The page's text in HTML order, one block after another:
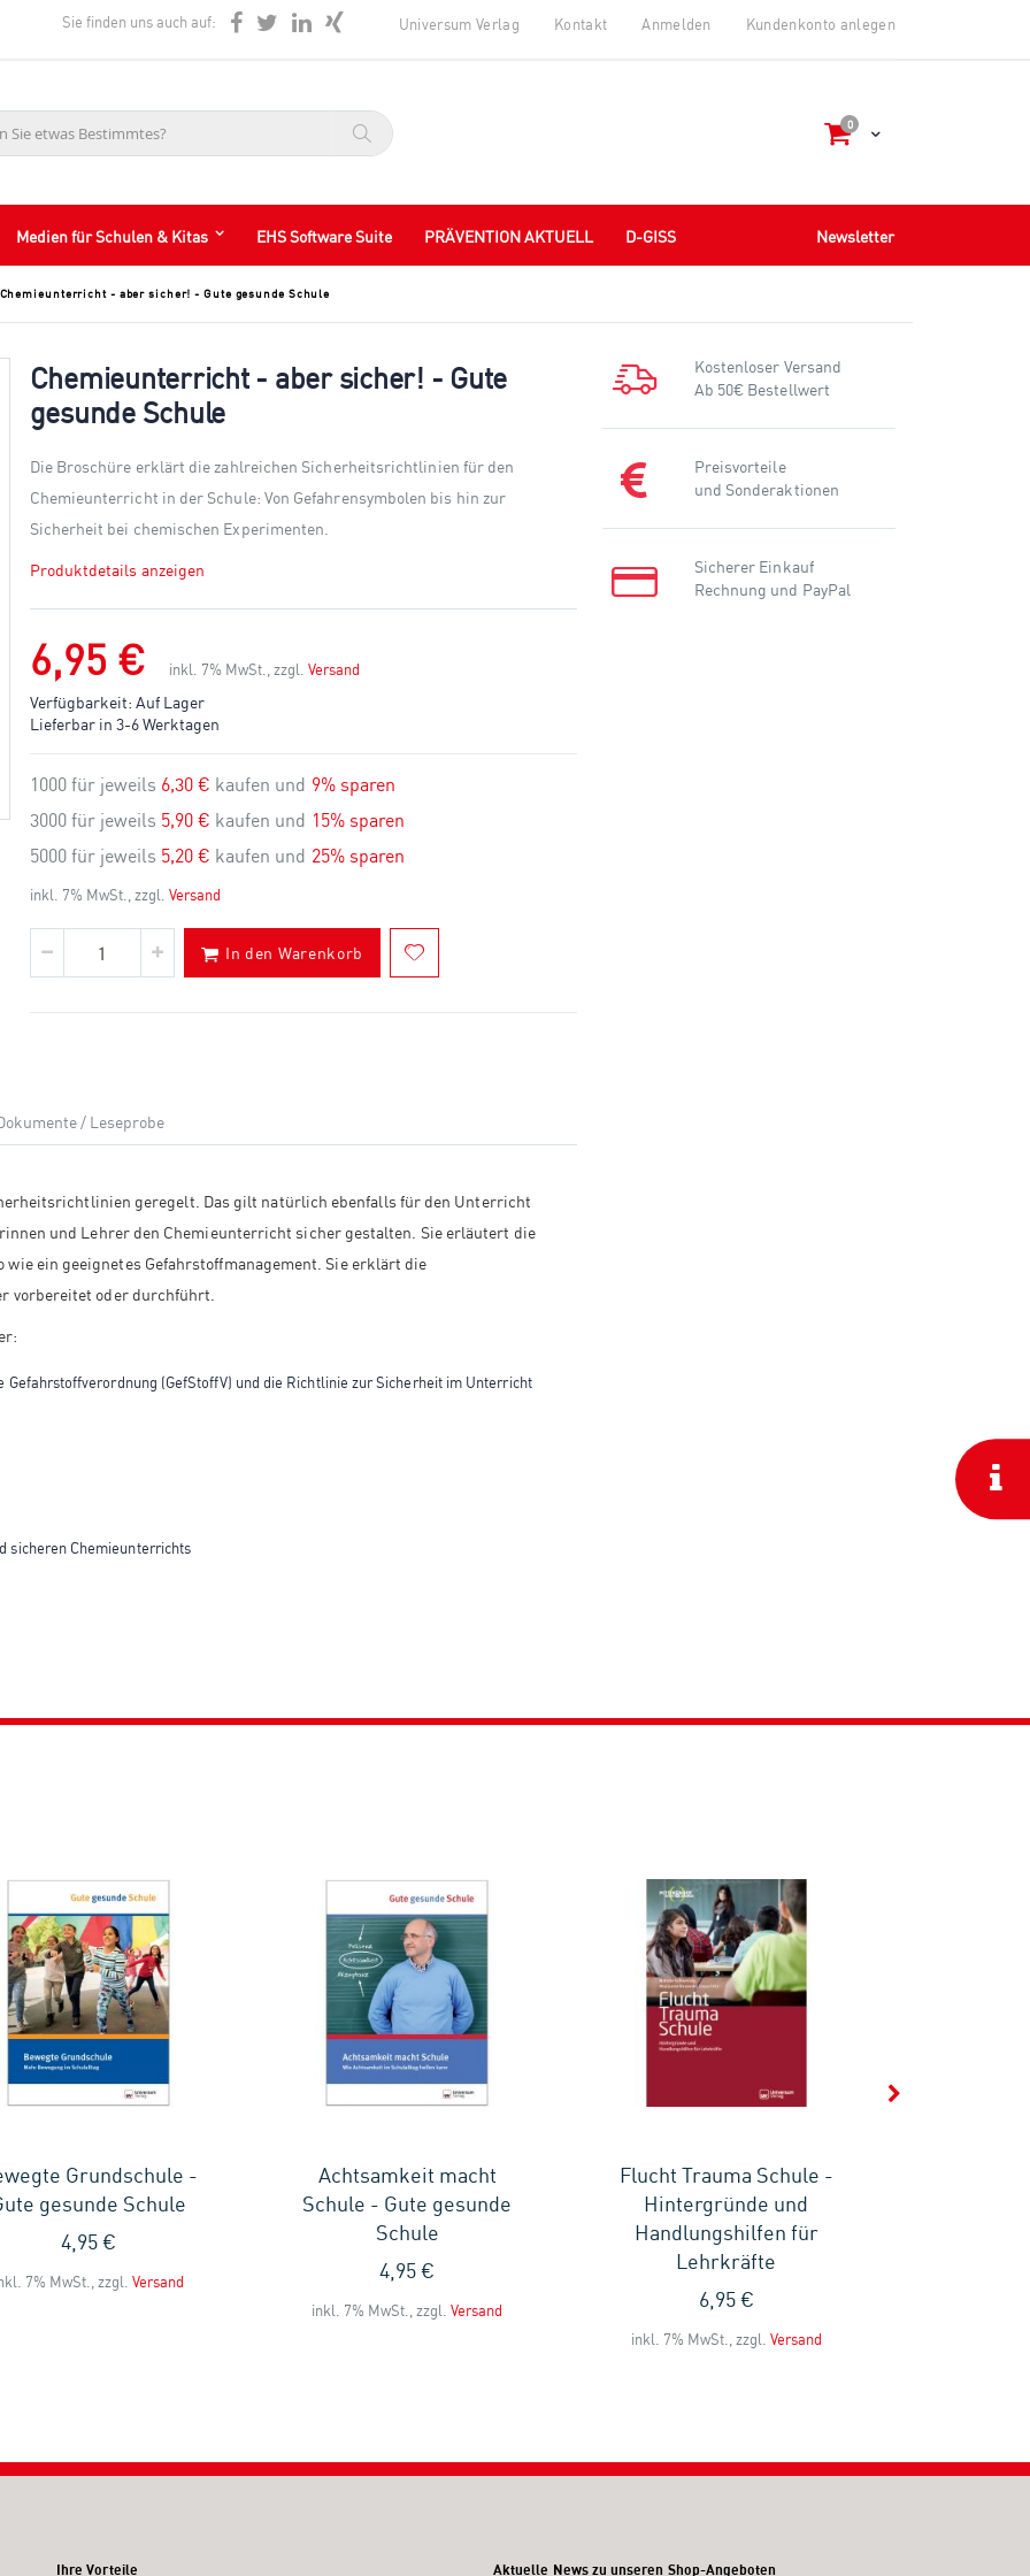
Sie finden uns auch auf: Universum Verlag Kontakt Anmelden Kundenkonto anlegen
Cart
0Artikel
Medien für Schulen & Kitas EHS Software Suite PRÄVENTION AKTUELL D-GISS Newsletter
Chemieunterricht - aber sicher! - Gute gesunde Schule
Chemieunterricht - aber sicher! - Gute
gesunde Schule
Die Broschüre erklärt die zahlreichen Sicherheitsrichtlinien für den
Chemieunterricht in der Schule: Von Gefahrensymbolen bis hin zur
Sicherheit bei chemischen Experimenten.
Produktdetails anzeigen
6,95 € inkl. 7% MwSt., zzgl. Versand
Verfügbarkeit: Auf Lager
Lieferbar in 3-6 Werktagen
1000 für jeweils 6,30 € kaufen und 9% sparen
3000 für jeweils 5,90 € kaufen und 15% sparen
5000 für jeweils 5,20 € kaufen und 25% sparen
inkl. 7% MwSt., zzgl. Versand
In den Warenkorb
geregelt. Das gilt natürlich ebenfalls für den Unterricht
und Lehrer den Chemieunterricht sicher gestalten. Sie erläutert die
ein geeignetes Gefahrstoffmanagement. Sie erklärt die
vorbereitet oder durchführt.
(GefStoffV) und die Richtlinie zur Sicherheit im Unterricht
sicheren Chemieunterrichts
/ Leseprobe
Kostenloser Versand
Ab 50€ Bestellwert
Preisvorteile
und Sonderaktionen
Sicherer Einkauf
Rechnung und PayPal
Grundschule -
gesunde Schule
4,95 €
7% MwSt., zzgl. Versand
Achtsamkeit macht
Schule - Gute gesunde
Schule
4,95 €
inkl. 7% MwSt., zzgl. Versand
Flucht Trauma Schule -
Hintergründe und
Handlungshilfen für
Lehrkräfte
6,95 €
inkl. 7% MwSt., zzgl. Versand
Ihre Vorteile Aktuelle News zu unseren Shop-Angeboten